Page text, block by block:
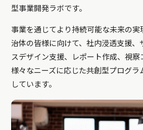
型事業開発ラボです。
事業を通じてより持続可能な未来の実
治体の皆様に向けて、社内浸透支援、
スデザイン支援、レポート作成、視察
様々なニーズに応じた共創型プログラ
しています。